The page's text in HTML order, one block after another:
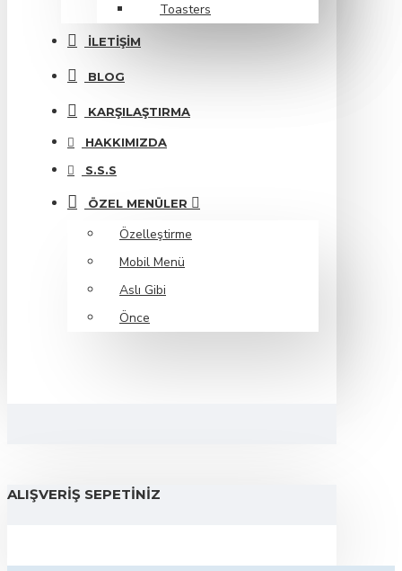
Toasters
İLETIŞIM
BLOG
KARŞILAŞTIRMA
HAKKIMIZDA
S.S.S
ÖZEL MENÜLER
Özelleştirme
Mobil Menü
Aslı Gibi
Önce
ALIŞVERIŞ SEPETINIZ